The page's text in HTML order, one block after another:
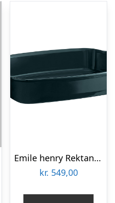
Emile henry Rektangulær ovnfast fad (L) 4 liter, petrol
kr. 549,00